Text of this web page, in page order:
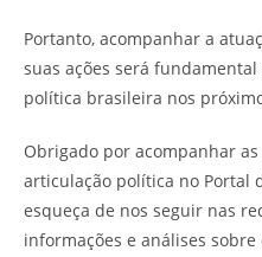
Portanto, acompanhar a
suas ações será
política brasileira nos
Obrigado por acompanhar
articulação política no Portal
esqueça de nos seguir nas
informações e análises